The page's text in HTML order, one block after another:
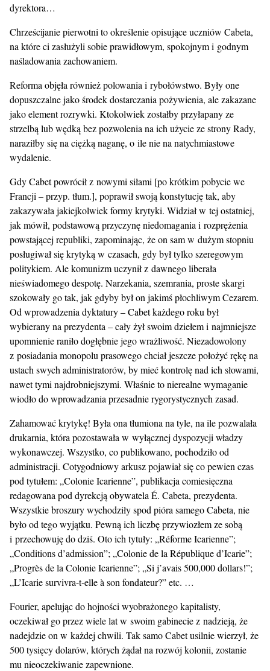
dyrektora…
Chrześcijanie pierwotni to określenie opisujące uczniów Cabeta,
na które ci zasłużyli sobie prawidłowym, spokojnym i godnym
naśladowania zachowaniem.
Reforma objęła również polowania i rybołówstwo. Były one
dopuszczalne jako środek dostarczania pożywienia, ale zakazane
jako element rozrywki. Ktokolwiek zostałby przyłapany ze
strzelbą lub wędką bez pozwolenia na ich użycie ze strony Rady,
naraziłby się na ciężką naganę, o ile nie na natychmiastowe
wydalenie.
Gdy Cabet powrócił z nowymi siłami [po krótkim pobycie we
Francji – przyp. tłum.], poprawił swoją konstytucję tak, aby
zakazywała jakiejkolwiek formy krytyki. Widział w tej ostatniej,
jak mówił, podstawową przyczynę niedomagania i rozprężenia
powstającej republiki, zapominając, że on sam w dużym stopniu
posługiwał się krytyką w czasach, gdy był tylko szeregowym
politykiem. Ale komunizm uczynił z dawnego liberała
nieświadomego despotę. Narzekania, szemrania, proste skargi
szokowały go tak, jak gdyby był on jakimś płochliwym Cezarem.
Od wprowadzenia dyktatury – Cabet każdego roku był
wybierany na prezydenta – cały żył swoim dziełem i najmniejsze
upomnienie raniło dogłębnie jego wrażliwość. Niezadowolony
z posiadania monopolu prasowego chciał jeszcze położyć rękę na
ustach swych administratorów, by mieć kontrolę nad ich słowami,
nawet tymi najdrobniejszymi. Właśnie to nierealne wymaganie
wiodło do wprowadzania przesadnie rygorystycznych zasad.
Zahamować krytykę! Była ona tłumiona na tyle, na ile pozwalała
drukarnia, która pozostawała w wyłącznej dyspozycji władzy
wykonawczej. Wszystko, co publikowano, pochodziło od
administracji. Cotygodniowy arkusz pojawiał się co pewien czas
pod tytułem: „Colonie Icarienne”, publikacja comiesięczna
redagowana pod dyrekcją obywatela É. Cabeta, prezydenta.
Wszystkie broszury wychodziły spod pióra samego Cabeta, nie
było od tego wyjątku. Pewną ich liczbę przywiozłem ze sobą
i przechowuję do dziś. Oto ich tytuły: „Réforme Icarienne”;
„Conditions d’admission”; „Colonie de la République d’Icarie”;
„Progrès de la Colonie Icarienne”; „Si j’avais 500,000 dollars!”;
„L’Icarie survivra-t-elle à son fondateur?” etc. …
Fourier, apelując do hojności wyobrażonego kapitalisty,
oczekiwał go przez wiele lat w swoim gabinecie z nadzieją, że
nadejdzie on w każdej chwili. Tak samo Cabet usilnie wierzył, że
500 tysięcy dolarów, których żądał na rozwój kolonii, zostanie
mu nieoczekiwanie zapewnione.